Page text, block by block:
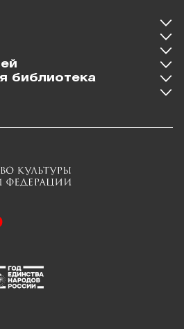
библиотека